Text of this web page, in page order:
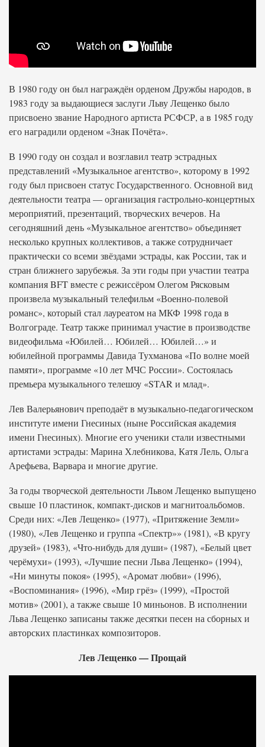
В 1980 году он был награждён орденом Дружбы народов, в
1983 году за выдающиеся заслуги Льву Лещенко было
присвоено звание Народного артиста РСФСР, а в 1985 году
его наградили орденом «Знак Почёта».
В 1990 году он создал и возглавил театр эстрадных
представлений «Музыкальное агентство», которому в 1992
году был присвоен статус Государственного. Основной вид
деятельности театра — организация гастрольно-концертных
мероприятий, презентаций, творческих вечеров. На
сегодняшний день «Музыкальное агентство» объединяет
несколько крупных коллективов, а также сотрудничает
практически со всеми звёздами эстрады, как России, так и
стран ближнего зарубежья. За эти годы при участии театра
компания BFT вместе с режиссёром Олегом Рясковым
произвела музыкальный телефильм «Военно-полевой
романс», который стал лауреатом на МКФ 1998 года в
Волгограде. Театр также принимал участие в производстве
видеофильма «Юбилей… Юбилей… Юбилей…» и
юбилейной программы Давида Тухманова «По волне моей
памяти», программе «10 лет МЧС России». Состоялась
премьера музыкального телешоу «STAR и млад».
Лев Валерьянович преподаёт в музыкально-педагогическом
институте имени Гнесиных (ныне Российская академия
имени Гнесиных). Многие его ученики стали известными
артистами эстрады: Марина Хлебникова, Катя Лель, Ольга
Арефьева, Варвара и многие другие.
За годы творческой деятельности Львом Лещенко выпущено
свыше 10 пластинок, компакт-дисков и магнитоальбомов.
Среди них: «Лев Лещенко» (1977), «Притяжение Земли»
(1980), «Лев Лещенко и группа «Спектр»» (1981), «В кругу
друзей» (1983), «Что-нибудь для души» (1987), «Белый цвет
черёмухи» (1993), «Лучшие песни Льва Лещенко» (1994),
«Ни минуты покоя» (1995), «Аромат любви» (1996),
«Воспоминания» (1996), «Мир грёз» (1999), «Простой
мотив» (2001), а также свыше 10 миньонов. В исполнении
Льва Лещенко записаны также десятки песен на сборных и
авторских пластинках композиторов.
Лев Лещенко — Прощай